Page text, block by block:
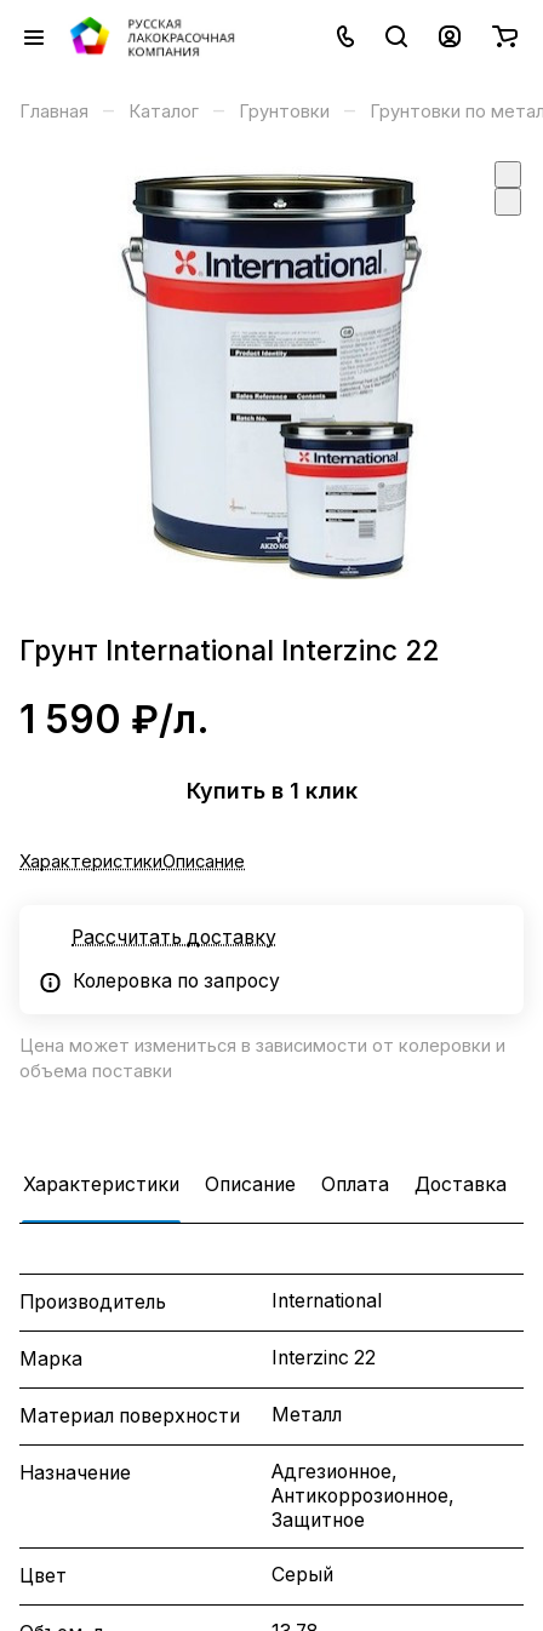
Главная – Каталог – Грунтовки – Грунтовки по
Грунт International Interzinc 22
1 590 ₽/л.
Купить в 1 клик
ХарактеристикиОписание
Рассчитать доставку
Колеровка по запросу
Цена может измениться в зависимости от колеровки и
объема поставки
Характеристики Описание Оплата Доставка
Производитель International
Марка Interzinc 22
Материал поверхности Металл
Назначение
Адгезионное,
Антикоррозионное,
Защитное
Цвет Серый